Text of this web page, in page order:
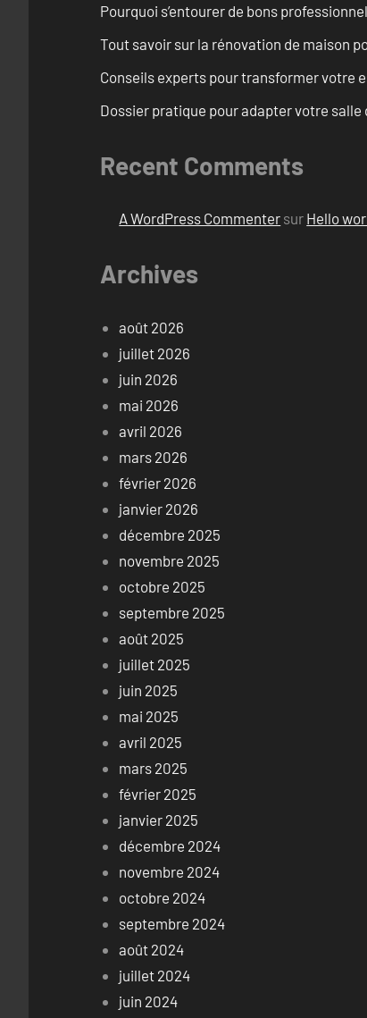
Pourquoi s’entourer de bons
Tout savoir sur la rénovation de maison
Conseils experts pour transformer votre
Dossier pratique pour adapter votre
Recent Comments
A WordPress Commenter sur Hello
Archives
août 2026
juillet 2026
juin 2026
mai 2026
avril 2026
mars 2026
février 2026
janvier 2026
décembre 2025
novembre 2025
octobre 2025
septembre 2025
août 2025
juillet 2025
juin 2025
mai 2025
avril 2025
mars 2025
février 2025
janvier 2025
décembre 2024
novembre 2024
octobre 2024
septembre 2024
août 2024
juillet 2024
juin 2024